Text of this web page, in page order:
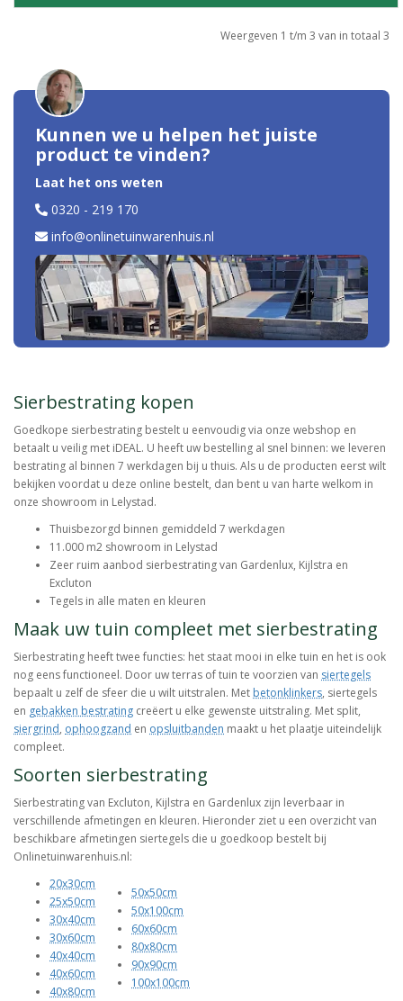
Weergeven 1 t/m 3 van in totaal 3
Kunnen we u helpen het juiste
product te vinden?
Laat het ons weten
0320 - 219 170
info@onlinetuinwarenhuis.nl
Sierbestrating kopen
Goedkope sierbestrating bestelt u eenvoudig via onze webshop en
betaalt u veilig met iDEAL. U heeft uw bestelling al snel binnen: we leveren
bestrating al binnen 7 werkdagen bij u thuis. Als u de producten eerst wilt
bekijken voordat u deze online bestelt, dan bent u van harte welkom in
onze showroom in Lelystad.
Thuisbezorgd binnen gemiddeld 7 werkdagen
11.000 m2 showroom in Lelystad
Zeer ruim aanbod sierbestrating van Gardenlux, Kijlstra en
Excluton
Tegels in alle maten en kleuren
Maak uw tuin compleet met sierbestrating
Sierbestrating heeft twee functies: het staat mooi in elke tuin en het is ook
nog eens functioneel. Door uw terras of tuin te voorzien van siertegels
bepaalt u zelf de sfeer die u wilt uitstralen. Met betonklinkers, siertegels
en gebakken bestrating creëert u elke gewenste uitstraling. Met split,
siergrind, ophoogzand en opsluitbanden maakt u het plaatje uiteindelijk
compleet.
Soorten sierbestrating
Sierbestrating van Excluton, Kijlstra en Gardenlux zijn leverbaar in
verschillende afmetingen en kleuren. Hieronder ziet u een overzicht van
beschikbare afmetingen siertegels die u goedkoop bestelt bij
Onlinetuinwarenhuis.nl:
20x30cm
25x50cm
30x40cm
30x60cm
40x40cm
40x60cm
40x80cm
50x50cm
50x100cm
60x60cm
80x80cm
90x90cm
100x100cm